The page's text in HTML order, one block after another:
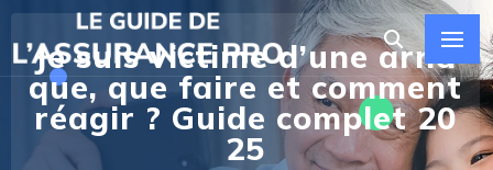
Je suis victime d’une arna
que, que faire et comment
réagir ? Guide complet 20
25